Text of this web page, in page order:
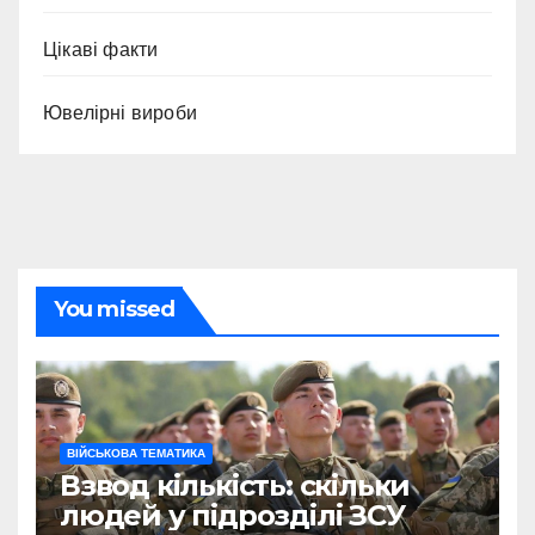
Цікаві факти
Ювелірні вироби
You missed
ВІЙСЬКОВА ТЕМАТИКА
Взвод кількість: скільки
людей у підрозділі ЗСУ